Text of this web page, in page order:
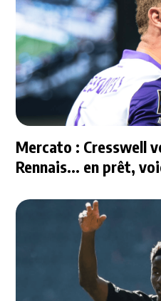
Mercato : Cresswell
Rennais... en prêt,